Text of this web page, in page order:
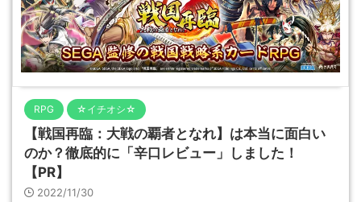
RPG ☆イチオシ☆
【戦国再臨：大戦の覇者となれ】は本当に面白い
のか？徹底的に「辛口レビュー」しました！
【PR】
2022/11/30